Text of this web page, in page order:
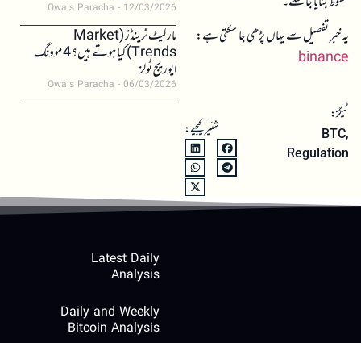
یہ خبر تفصیل سے یہاں پڑھی جا سکتی ہے:
binance
ٹیگز:
BTC,
Regulation
شئیر کیجیے:
Owais Paracha 12/03/2026
مارکیٹ ٹرینڈز (Market
Trends) کیا ہوتے ہیں؟ 4 موونگ
ایوریج ٹولز
Owais Paracha 06/03/2026
Latest Daily
Analysis
Daily and Weekly
Bitcoin Analysis